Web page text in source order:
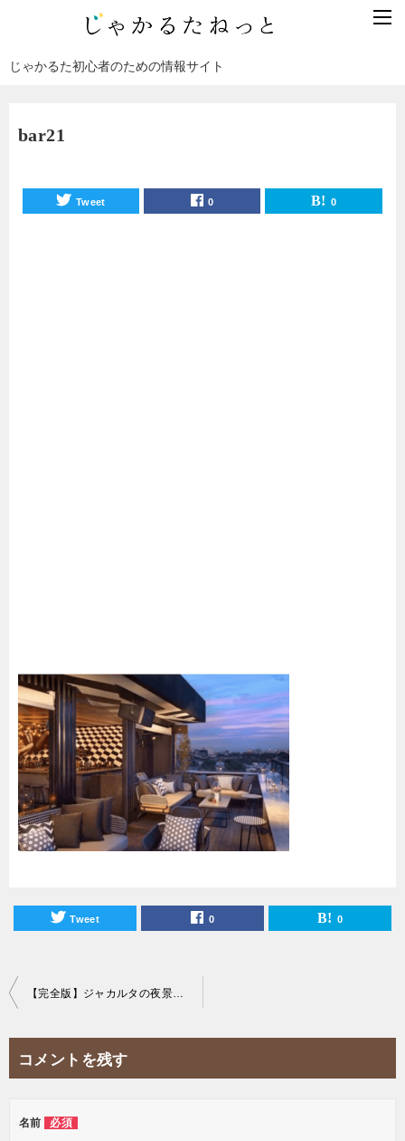
じゃかるた初心者のための情報サイト
bar21
Tweet 0 0
Tweet 0 0
投
ー
【完全版】ジャカルタの夜景を一望できる20のおすすめスカイバーを紹介！
コメントを残す
名前 必須